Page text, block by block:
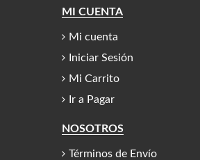
MI CUENTA
Mi cuenta
Iniciar Sesión
Mi Carrito
Ir a Pagar
NOSOTROS
Términos de Envío